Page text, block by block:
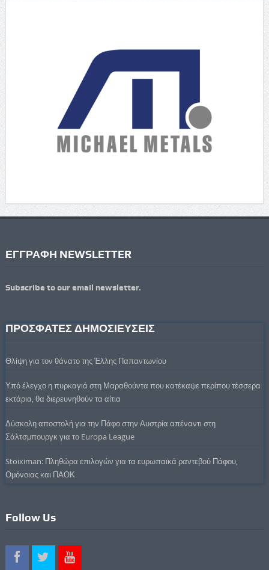
ΕΓΓΡΑΦΗ NEWSLETTER
Subscribe to our email newsletter.
ΠΡΟΣΦΑΤΕΣ ΔΗΜΟΣΙΕΥΣΕΙΣ
Θλίψη για τον θάνατο της Έλλης Παπαντωνίου
Υπό έλεγχο η πυρκαγιά στη Μαραθούντα που κατέκαψε περίπου τέσσερα
εκτάρια, θα διερευνηθούν τα αίτια
Δύσκολη αποστολή για την Πάφο στην Αυστρία απέναντι στη
Σάλτσμπουργκ για το Europa League
Stoiximan: Πληθώρα επιλογών για τα ευρωπαϊκά ραντεβού Πάφου,
Ομόνοιας και ΠΑΟΚ
Follow Us